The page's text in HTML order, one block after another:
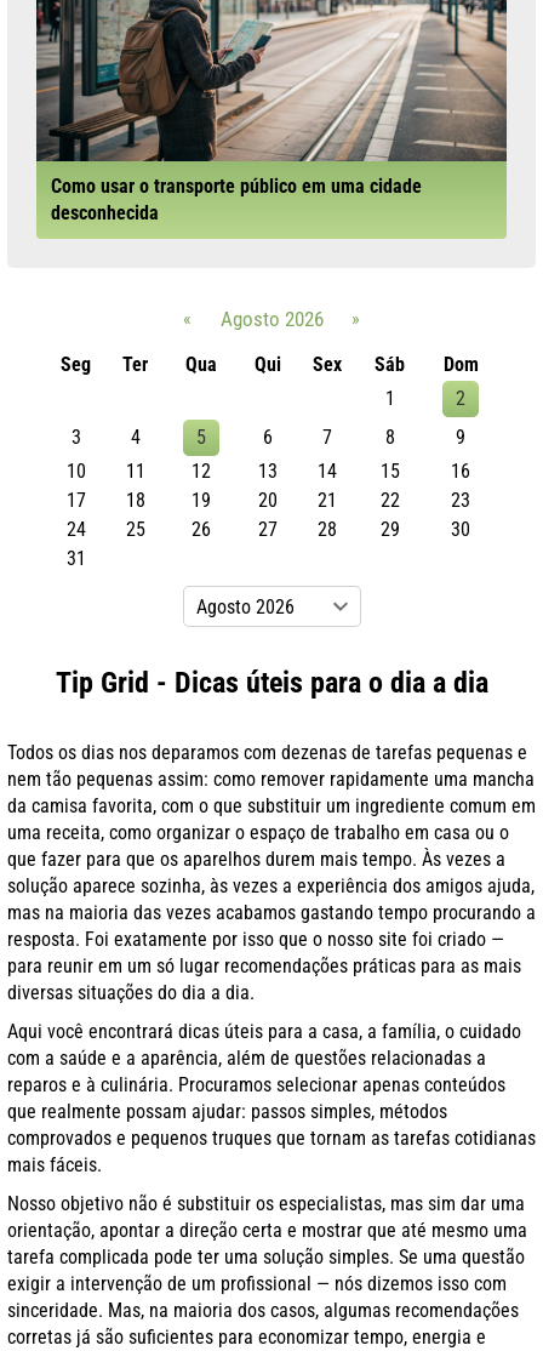
Como usar o transporte público em uma cidade
desconhecida
« Agosto 2026
»
Seg
Ter Qua Qui Sex Sáb
Dom
1
2
3
4 5 6 7 8
9
10
11 12 13 14 15
16
17
18 19 20 21 22
23
24
25 26 27 28 29
30
31
Tip Grid - Dicas úteis para o dia a dia
Todos os dias nos deparamos com dezenas de tarefas pequenas e
nem tão pequenas assim: como remover rapidamente uma mancha
da camisa favorita, com o que substituir um ingrediente comum em
uma receita, como organizar o espaço de trabalho em casa ou o
que fazer para que os aparelhos durem mais tempo. Às vezes a
solução aparece sozinha, às vezes a experiência dos amigos ajuda,
mas na maioria das vezes acabamos gastando tempo procurando a
resposta. Foi exatamente por isso que o nosso site foi criado —
para reunir em um só lugar recomendações práticas para as mais
diversas situações do dia a dia.
Aqui você encontrará dicas úteis para a casa, a família, o cuidado
com a saúde e a aparência, além de questões relacionadas a
reparos e à culinária. Procuramos selecionar apenas conteúdos
que realmente possam ajudar: passos simples, métodos
comprovados e pequenos truques que tornam as tarefas cotidianas
mais fáceis.
Nosso objetivo não é substituir os especialistas, mas sim dar uma
orientação, apontar a direção certa e mostrar que até mesmo uma
tarefa complicada pode ter uma solução simples. Se uma questão
exigir a intervenção de um profissional — nós dizemos isso com
sinceridade. Mas, na maioria dos casos, algumas recomendações
corretas já são suficientes para economizar tempo, energia e